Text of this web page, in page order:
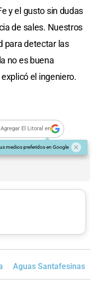
y el gusto sin dudas
de sales. Nuestros
para detectar las
no es buena
el ingeniero.
El Litoral en
medios preferidos en Google
Aguas Santafesinas